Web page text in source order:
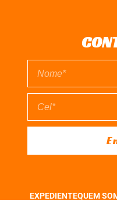
EXPEDIENTEQUEM